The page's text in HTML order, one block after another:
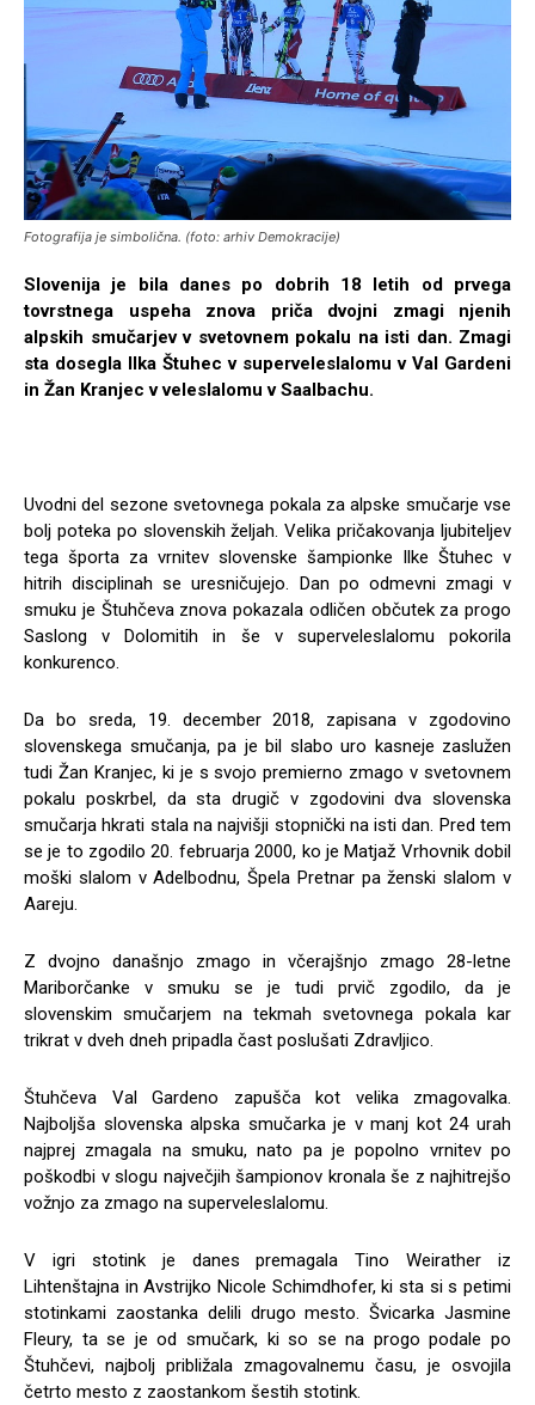
Fotografija je simbolična. (foto: arhiv Demokracije)
Slovenija je bila danes po dobrih 18 letih od prvega
tovrstnega uspeha znova priča dvojni zmagi njenih
alpskih smučarjev v svetovnem pokalu na isti dan. Zmagi
sta dosegla Ilka Štuhec v superveleslalomu v Val Gardeni
in Žan Kranjec v veleslalomu v Saalbachu.
Uvodni del sezone svetovnega pokala za alpske smučarje vse
bolj poteka po slovenskih željah. Velika pričakovanja ljubiteljev
tega športa za vrnitev slovenske šampionke Ilke Štuhec v
hitrih disciplinah se uresničujejo. Dan po odmevni zmagi v
smuku je Štuhčeva znova pokazala odličen občutek za progo
Saslong v Dolomitih in še v superveleslalomu pokorila
konkurenco.
Da bo sreda, 19. december 2018, zapisana v zgodovino
slovenskega smučanja, pa je bil slabo uro kasneje zaslužen
tudi Žan Kranjec, ki je s svojo premierno zmago v svetovnem
pokalu poskrbel, da sta drugič v zgodovini dva slovenska
smučarja hkrati stala na najvišji stopnički na isti dan. Pred tem
se je to zgodilo 20. februarja 2000, ko je Matjaž Vrhovnik dobil
moški slalom v Adelbodnu, Špela Pretnar pa ženski slalom v
Aareju.
Z dvojno današnjo zmago in včerajšnjo zmago 28-letne
Mariborčanke v smuku se je tudi prvič zgodilo, da je
slovenskim smučarjem na tekmah svetovnega pokala kar
trikrat v dveh dneh pripadla čast poslušati Zdravljico.
Štuhčeva Val Gardeno zapušča kot velika zmagovalka.
Najboljša slovenska alpska smučarka je v manj kot 24 urah
najprej zmagala na smuku, nato pa je popolno vrnitev po
poškodbi v slogu največjih šampionov kronala še z najhitrejšo
vožnjo za zmago na superveleslalomu.
V igri stotink je danes premagala Tino Weirather iz
Lihtenštajna in Avstrijko Nicole Schimdhofer, ki sta si s petimi
stotinkami zaostanka delili drugo mesto. Švicarka Jasmine
Fleury, ta se je od smučark, ki so se na progo podale po
Štuhčevi, najbolj približala zmagovalnemu času, je osvojila
četrto mesto z zaostankom šestih stotink.